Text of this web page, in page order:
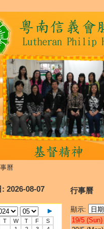
曆
: 2026-08-07
T W T F
S
行事曆
顯示:
19/5 (Sun)